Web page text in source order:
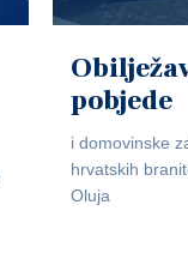
pobjede
i domovinske
hrvatskih
Oluja